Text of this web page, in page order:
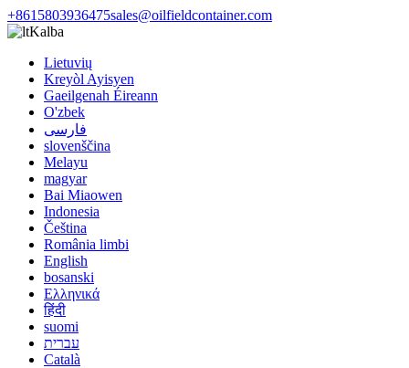
+8615803936475sales@oilfieldcontainer.com
Kalba
Lietuvių
Kreyòl Ayisyen
Gaeilgenah Éireann
O'zbek
فارسی
slovenščina
Melayu
magyar
Bai Miaowen
Indonesia
Čeština
România limbi
English
bosanski
Ελληνικά
हिंदी
suomi
עברית
Català